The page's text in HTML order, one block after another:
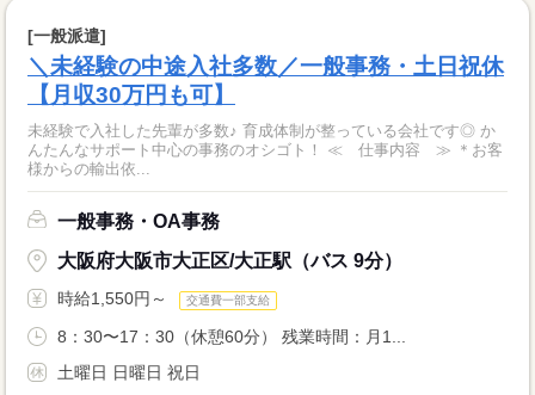
[一般派遣]
＼未経験の中途入社多数／一般事務・土日祝休
【月収30万円も可】
未経験で入社した先輩が多数♪ 育成体制が整っている会社です◎ か
んたんなサポート中心の事務のオシゴト！ ≪ 仕事内容 ≫ ＊お客
様からの輸出依...
一般事務・OA事務
大阪府大阪市大正区/大正駅（バス 9分）
時給1,550円～ 交通費一部支給
8：30〜17：30（休憩60分） 残業時間：月1...
土曜日 日曜日 祝日